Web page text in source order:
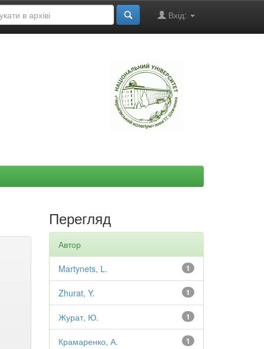
Вхід:
Перегляд
Автор
1
Martynets, L.
1
Zhurat, Y.
1
Журат, Ю.
1
Крамаренко, А.